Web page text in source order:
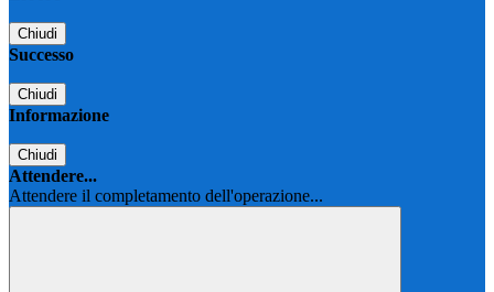
Chiudi
Successo
Chiudi
Informazione
Chiudi
Attendere...
Attendere il completamento dell'operazione...